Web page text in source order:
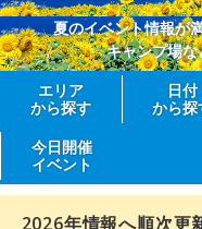
夏のイベント情報が
キャンプ場
エリア
から探す
日付
から探
今日開催
イベント
2026年情報へ順次更